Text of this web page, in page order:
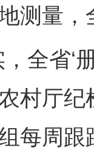
测量，
省‘册
村厅
每周